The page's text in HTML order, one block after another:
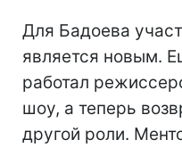
Для Бадоева
является новым.
работал
шоу, а теперь
другой роли.